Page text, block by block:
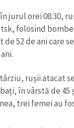
jurul orei 08:30,
folosind bombe
de 52 de ani care
rușii atacat
în vârstă de
trei femei au
Mesajul știrei